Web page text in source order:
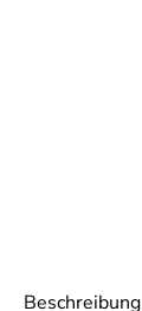
Beschreibung